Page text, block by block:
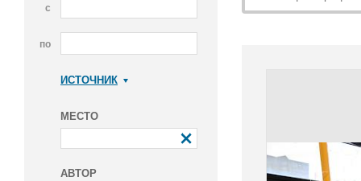
с
по
ИСТОЧНИК
МЕСТО
АВТОР